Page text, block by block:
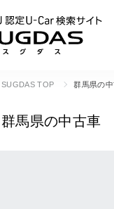
SUGDAS TOP 群馬県の
群馬県の中古車